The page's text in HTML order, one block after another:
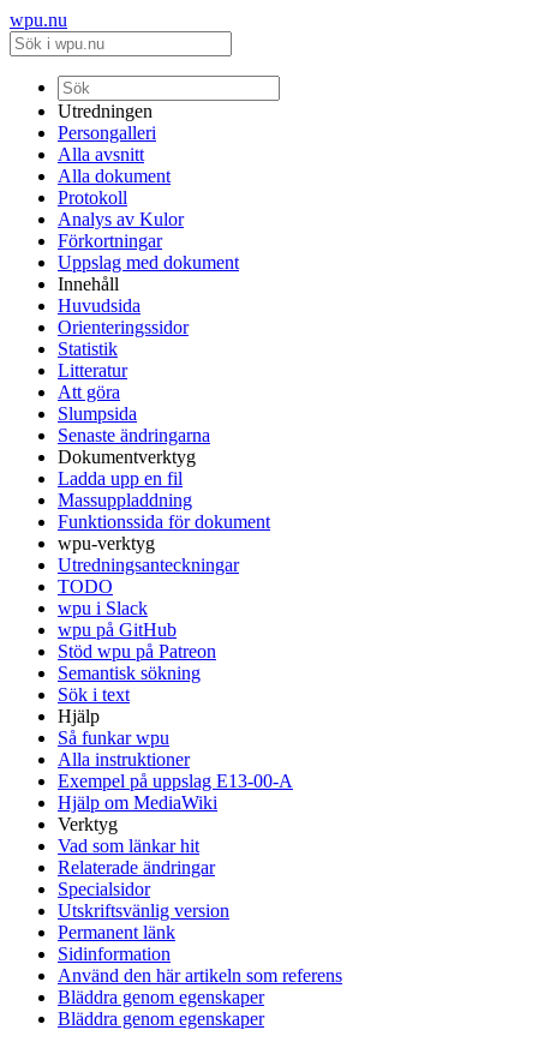
wpu.nu
Utredningen
Persongalleri
Alla avsnitt
Alla dokument
Protokoll
Analys av Kulor
Förkortningar
Uppslag med dokument
Innehåll
Huvudsida
Orienteringssidor
Statistik
Litteratur
Att göra
Slumpsida
Senaste ändringarna
Dokumentverktyg
Ladda upp en fil
Massuppladdning
Funktionssida för dokument
wpu-verktyg
Utredningsanteckningar
TODO
wpu i Slack
wpu på GitHub
Stöd wpu på Patreon
Semantisk sökning
Sök i text
Hjälp
Så funkar wpu
Alla instruktioner
Exempel på uppslag E13-00-A
Hjälp om MediaWiki
Verktyg
Vad som länkar hit
Relaterade ändringar
Specialsidor
Utskriftsvänlig version
Permanent länk
Sidinformation
Använd den här artikeln som referens
Bläddra genom egenskaper
Bläddra genom egenskaper